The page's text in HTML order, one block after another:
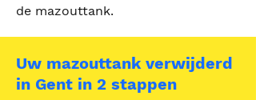
de mazouttank.
Uw mazouttank verwijderd
in Gent in 2 stappen